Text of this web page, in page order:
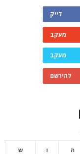
לייק
מעקב
מעקב
להירשם
ה ו ש